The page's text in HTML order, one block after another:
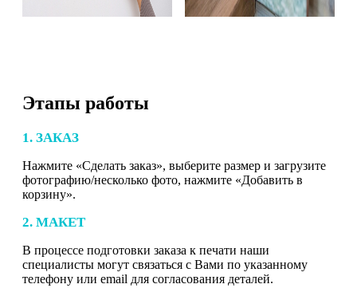
Этапы работы
1. ЗАКАЗ
Нажмите «Сделать заказ», выберите размер и загрузите
фотографию/несколько фото, нажмите «Добавить в
корзину».
2. МАКЕТ
В процессе подготовки заказа к печати наши
специалисты могут связаться с Вами по указанному
телефону или email для согласования деталей.